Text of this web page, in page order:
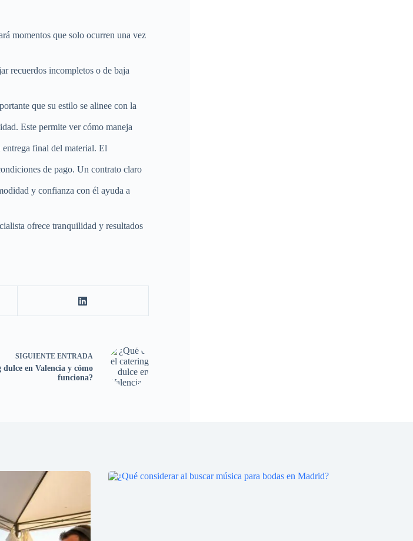
momentos que solo ocurren una vez
recuerdos incompletos o de baja
que su estilo se alinee con la
Este permite ver cómo maneja
final del material. El
de pago. Un contrato claro
y confianza con él ayuda a
ofrece tranquilidad y resultados
SIGUIENTEENTRADA
dulce en Valencia y cómo
funciona?